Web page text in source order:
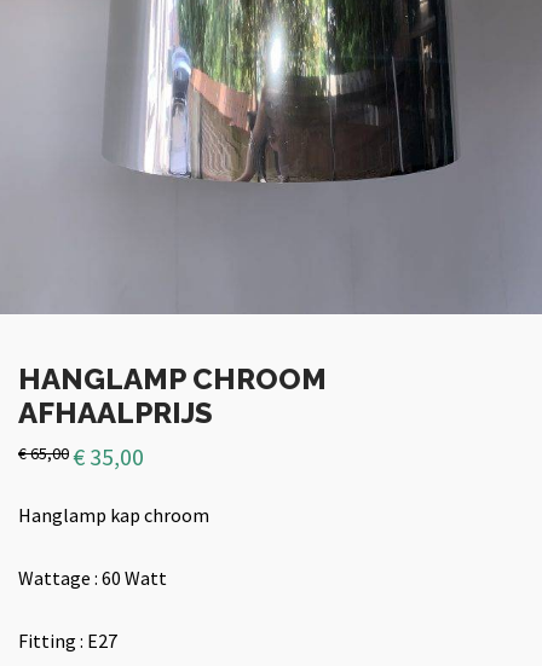
HANGLAMP CHROOM
AFHAALPRIJS
€65,00€ 35,00
Hanglamp kap chroom
Wattage : 60 Watt
Fitting : E27